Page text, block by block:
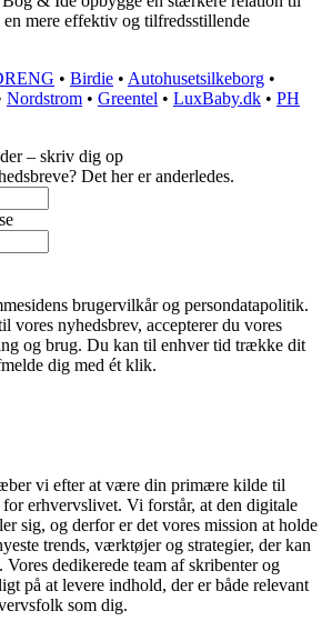
en mere effektiv og tilfredsstillende
• Birdie • Autohusetsilkeborg •
Nordstrom • Greentel • LuxBaby.dk • PH
– skriv dig op
Det her er anderledes.
brugervilkår og persondatapolitik.
vores nyhedsbrev, accepterer du vores
og brug. Du kan til enhver tid trække dit
dig med ét klik.
vi efter at være din primære kilde til
erhvervslivet. Vi forstår, at den digitale
sig, og derfor er det vores mission at holde
trends, værktøjer og strategier, der kan
dedikerede team af skribenter og
på at levere indhold, der er både relevant
som dig.